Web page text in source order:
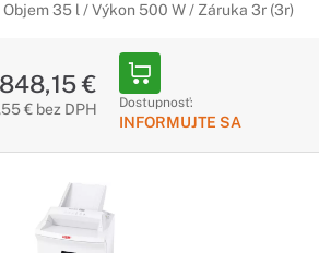
35 l / Výkon 500 W / Záruka 3r (3r)
848,15 €
€ bez DPH Dostupnosť:
INFORMUJTE SA